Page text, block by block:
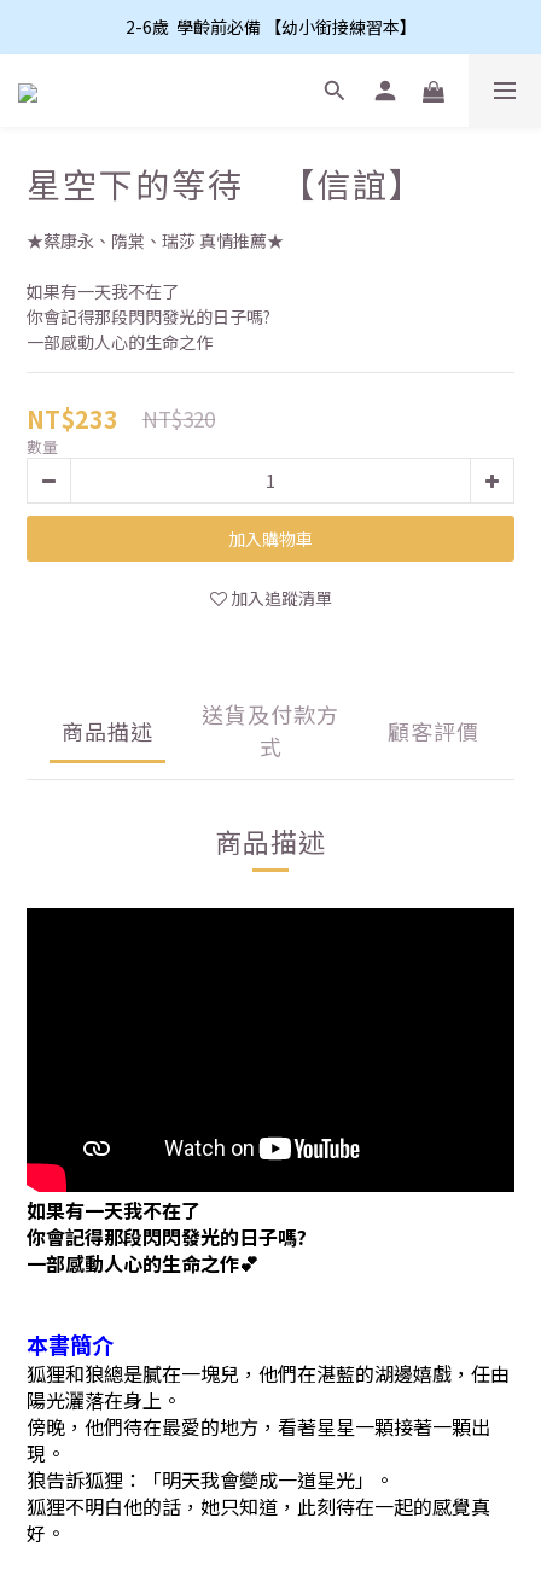
2-6歲  學齡前必備 【幼小銜接練習本】
星空下的等待 【信誼】
★蔡康永、隋棠、瑞莎 真情推薦★
如果有一天我不在了
你會記得那段閃閃發光的日子嗎?
一部感動人心的生命之作
NT$233 NT$320
數量
加入購物車
加入追蹤清單
商品描述
送貨及付款方
式
顧客評價
商品描述
如果有一天我不在了
你會記得那段閃閃發光的日子嗎?
一部感動人心的生命之作💕
本書簡介
狐狸和狼總是膩在一塊兒，他們在湛藍的湖邊嬉戲，任由
陽光灑落在身上。
傍晚，他們待在最愛的地方，看著星星一顆接著一顆出
現。
狼告訴狐狸：「明天我會變成一道星光」。
狐狸不明白他的話，她只知道，此刻待在一起的感覺真
好。